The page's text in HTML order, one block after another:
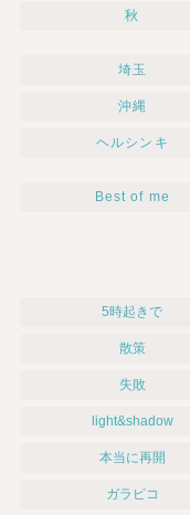
秋
埼玉
沖縄
ヘルシンキ
Best of me
5時起きで
散策
失敗
light&shadow
本当に再開
ガラピコ